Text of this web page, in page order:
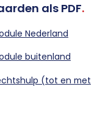
als PDF.
Nederland
buitenland
(tot en met